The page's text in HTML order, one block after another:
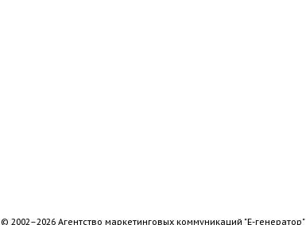
© 2002–2026 Агентство маркетинговых коммуникаций "Е-генератор"